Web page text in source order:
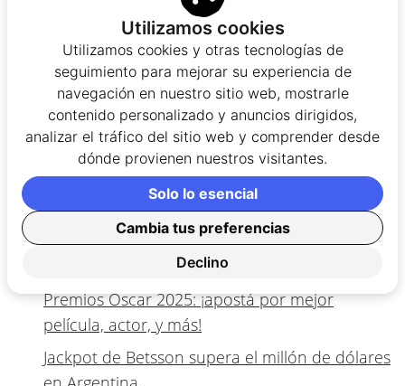
Más noticias de casino online en
Argentina:
Lotería de Córdoba lanza nuevo juego con
pozo de $70.000.000
Betsson destacó los eventos argentinos más
emocionantes en 2024
Betsson y Boca Juniors lanzan campaña por el
juego responsable
Premios Óscar 2025: ¡apostá por mejor
película, actor, y más!
Jackpot de Betsson supera el millón de dólares
Utilizamos cookies
Utilizamos cookies y otras tecnologías de
seguimiento para mejorar su experiencia de
navegación en nuestro sitio web, mostrarle
contenido personalizado y anuncios dirigidos,
analizar el tráfico del sitio web y comprender desde
dónde provienen nuestros visitantes.
Cambia tus preferencias
Declino
Solo lo esencial